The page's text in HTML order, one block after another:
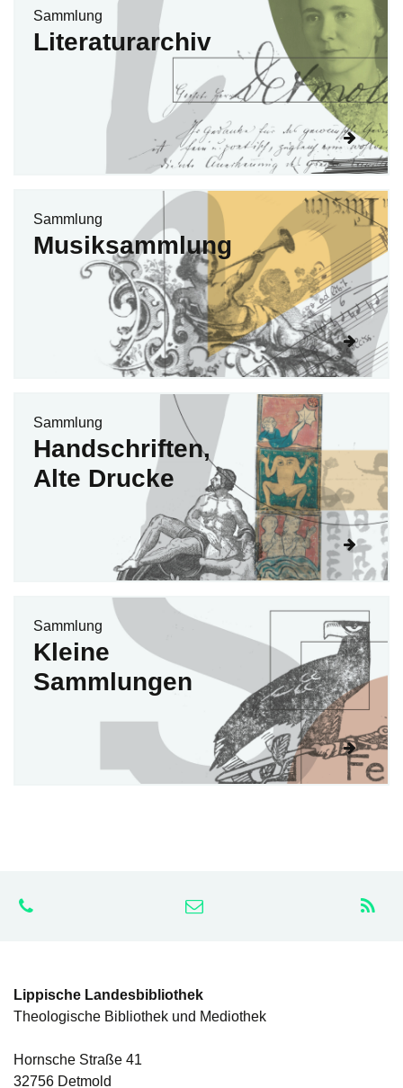
Sammlung
Literaturarchiv
Sammlung
Musiksammlung
Sammlung
Handschriften,
Alte Drucke
Sammlung
Kleine
Sammlungen
Lippische Landesbibliothek
Theologische Bibliothek und Mediothek
Hornsche Straße 41
32756 Detmold